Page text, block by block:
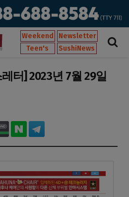
Weekend
Newsletter
Teen's
SushiNews
터] 2023년 7월 29일